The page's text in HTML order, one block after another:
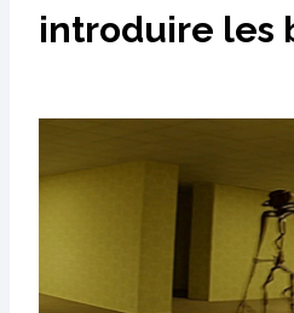
introduire les